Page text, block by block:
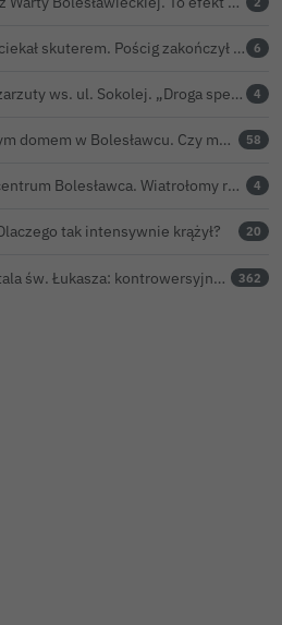
Pod wpływem narkotyków uciekał skuterem. Pościg zakończył w polu kukurydzy 6
Urząd Miasta odpowiada na zarzuty ws. ul. Sokolej. „Droga spełnia wszystkie normy” 4
Flaga Izraela przed prywatnym domem w Bolesławcu. Czy można ją legalnie wywiesić? 58
Po burzy niebezpiecznie w centrum Bolesławca. Wiatrołomy runęły na podwórko 4
tak intensywnie krążył? 20
„Wyborcza” o imprezie szpitala św. Łukasza: kontrowersyjna gala dla pracowników 362